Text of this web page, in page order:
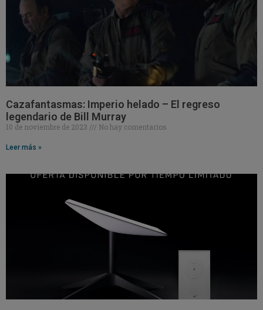
Cazafantasmas: Imperio helado – El regreso
legendario de Bill Murray
10 de noviembre de 2023 No hay comentarios
Leer más »